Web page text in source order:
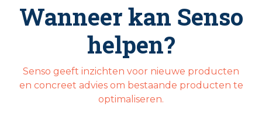
Wanneer kan Senso
helpen?
Senso geeft inzichten voor nieuwe producten
en concreet advies om bestaande producten te
optimaliseren.